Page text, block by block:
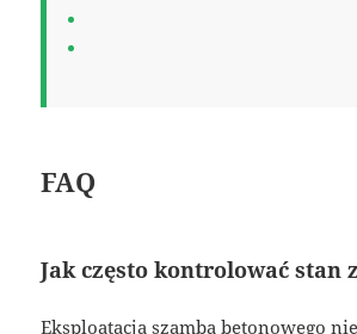
FAQ
Jak często kontrolować stan
Eksploatacja szamba betonowego